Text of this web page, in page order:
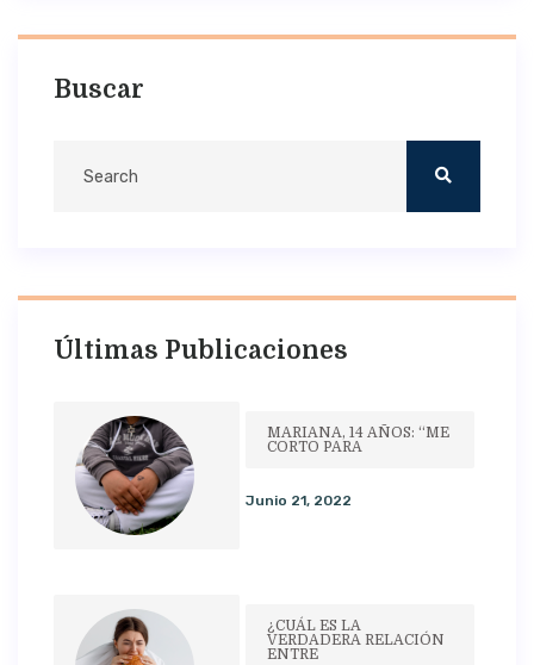
Buscar
Últimas Publicaciones
MARIANA, 14 AÑOS: “ME
CORTO PARA
Junio 21, 2022
¿CUÁL ES LA
VERDADERA RELACIÓN
ENTRE